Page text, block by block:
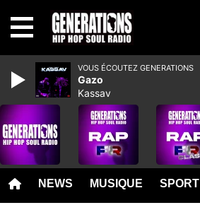
NEWS MUSIQUE SPORT
VOUS ÉCOUTEZ GENERATIONS
Gazo
Kassav